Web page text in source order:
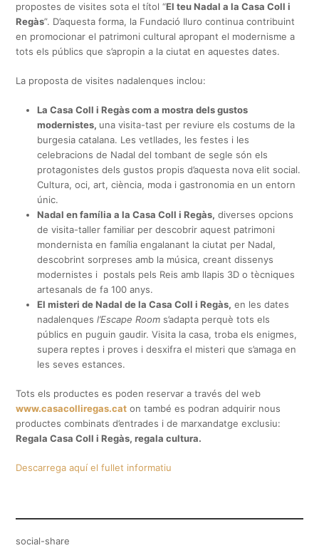
propostes de visites sota el títol “El teu Nadal a la Casa Coll i
Regàs”. D’aquesta forma, la Fundació Iluro continua contribuint
en promocionar el patrimoni cultural apropant el modernisme a
tots els públics que s’apropin a la ciutat en aquestes dates.
La proposta de visites nadalenques inclou:
La Casa Coll i Regàs com a mostra dels gustos
modernistes, una visita-tast per reviure els costums de la
burgesia catalana. Les vetllades, les festes i les
celebracions de Nadal del tombant de segle són els
protagonistes dels gustos propis d’aquesta nova elit social.
Cultura, oci, art, ciència, moda i gastronomia en un entorn
únic.
Nadal en família a la Casa Coll i Regàs, diverses opcions
de visita-taller familiar per descobrir aquest patrimoni
mondernista en família engalanant la ciutat per Nadal,
descobrint sorpreses amb la música, creant dissenys
modernistes i postals pels Reis amb llapis 3D o tècniques
artesanals de fa 100 anys.
El misteri de Nadal de la Casa Coll i Regàs, en les dates
nadalenquesl’Escape Room s’adapta perquè tots els
públics en puguin gaudir. Visita la casa, troba els enigmes,
supera reptes i proves i desxifra el misteri que s’amaga en
les seves estances.
Tots els productes es poden reservar a través del web
www.casacolliregas.cat on també es podran adquirir nous
productes combinats d’entrades i de marxandatge exclusiu:
Regala Casa Coll i Regàs, regala cultura.
Descarrega aquí el fullet informatiu
social-share